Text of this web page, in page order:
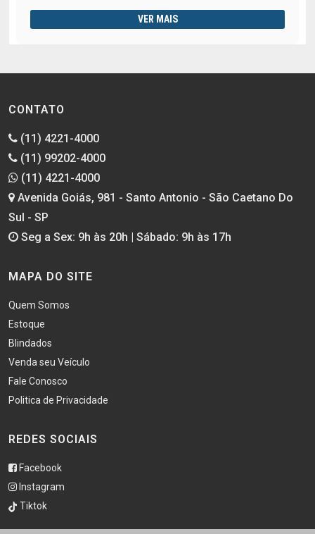
VER MAIS
CONTATO
(11) 4221-4000
(11) 99202-4000
(11) 4221-4000
Avenida Goiás, 981 - Santo Antonio - São Caetano Do
Sul - SP
Seg a Sex: 9h às 20h | Sábado: 9h às 17h
MAPA DO SITE
Quem Somos
Estoque
Blindados
Venda seu Veículo
Fale Conosco
Politica de Privacidade
REDES SOCIAIS
Facebook
Instagram
Tiktok